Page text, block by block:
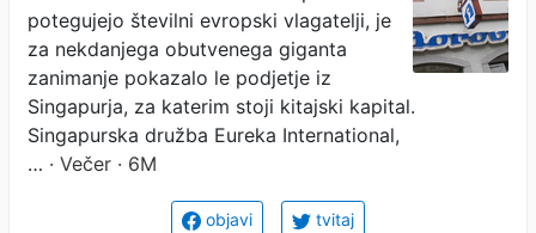
drug je noče zaradi velikih
dolgov
potegujejo številni evropski vlagatelji, je
za nekdanjega obutvenega giganta
zanimanje pokazalo le podjetje iz
Singapurja, za katerim stoji kitajski kapital.
Singapurska družba Eureka International,
… · Večer · 6M
objavi tvitaj